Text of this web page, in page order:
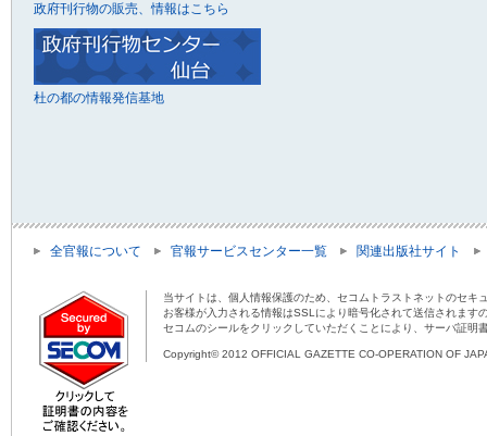
政府刊行物の販売、情報はこちら
杜の都の情報発信基地
全官報について 官報サービスセンター一覧 関連出版社サイト
当サイトは、個人情報保護のため、セコムトラストネットのセキ
お客様が入力される情報はSSLにより暗号化されて送信されま
セコムのシールをクリックしていただくことにより、サーバ証明
Copyright© 2012 OFFICIAL GAZETTE CO-OPERATION OF